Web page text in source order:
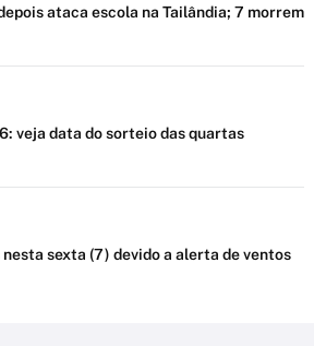
ataca escola na Tailândia; 7 morrem
veja data do sorteio das quartas
sexta (7) devido a alerta de ventos